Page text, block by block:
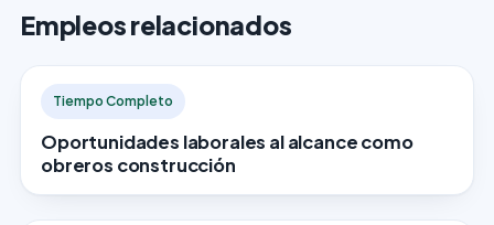
Empleos relacionados
Tiempo Completo
Oportunidades laborales al alcance como
obreros construcción